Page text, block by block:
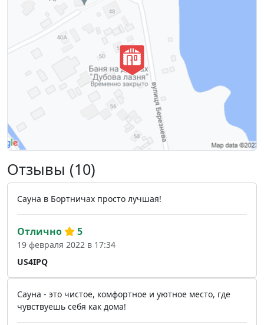
Отзывы (10)
Сауна в Бортничах просто лучшая!
US4IPQ
Отлично 5
19 февраля 2022 в 17:34
Сауна - это чистое, комфортное и уютное место, где
чувствуешь себя как дома!